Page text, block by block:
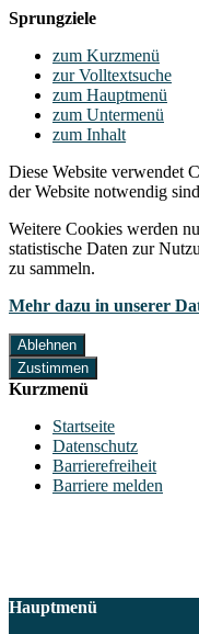
Sprungziele
zum Kurzmenü
zur Volltextsuche
zum Hauptmenü
zum Untermenü
zum Inhalt
Diese Website verwendet
der Website notwendig
Weitere Cookies werden
statistische Daten zur
zu sammeln.
Mehr dazu in unserer
Ablehnen
Zustimmen
Kurzmenü
Startseite
Datenschutz
Barrierefreiheit
Barriere melden
Hauptmenü